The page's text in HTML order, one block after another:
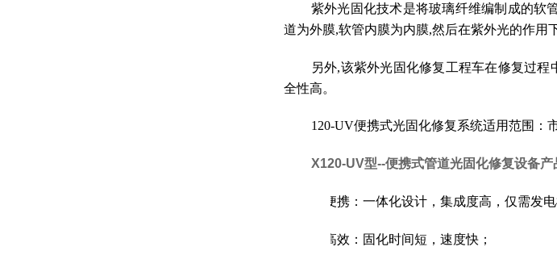
紫外光固化技术是将玻璃纤维编制成的软
道为外膜,软管内膜为内膜,然后在紫外光的作用
另外,该紫外光固化修复工程车在修复过
全性高。
120-UV便携式光固化修复系统适用范围：
X120-UV型--便携式管道光固化修复设备产
便携：一体化设计，集成度高，仅需发电
高效：固化时间短，速度快；